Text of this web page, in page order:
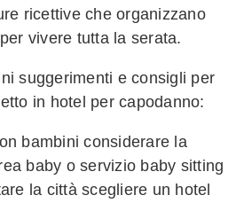
ricettive che organizzano
vivere tutta la serata.
suggerimenti e consigli per
in hotel per capodanno:
bambini considerare la
baby o servizio baby sitting
la città scegliere un hotel